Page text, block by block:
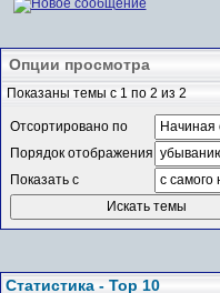
Опции просмотра
Показаны темы с 1 по 2 из 2
Отсортировано по
Порядок отображения
Показать с
Статистика - Top 10